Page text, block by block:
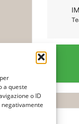
a queste
o ID